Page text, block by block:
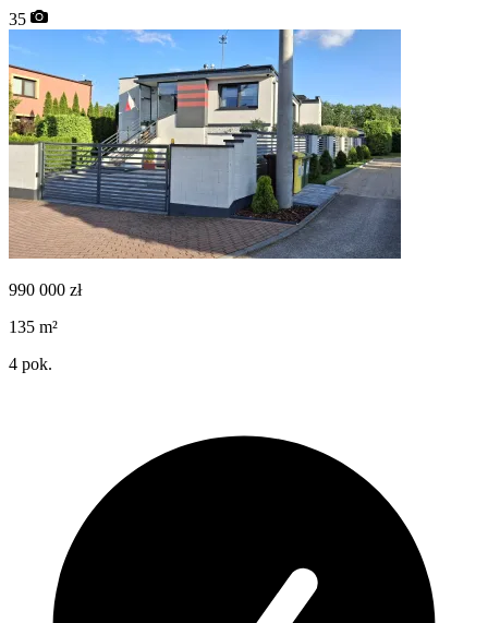
35
990 000 zł
135 m²
4 pok.